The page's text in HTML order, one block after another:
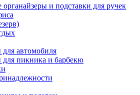
и подставки для ручек
для автомобиля
для пикника и барбекю